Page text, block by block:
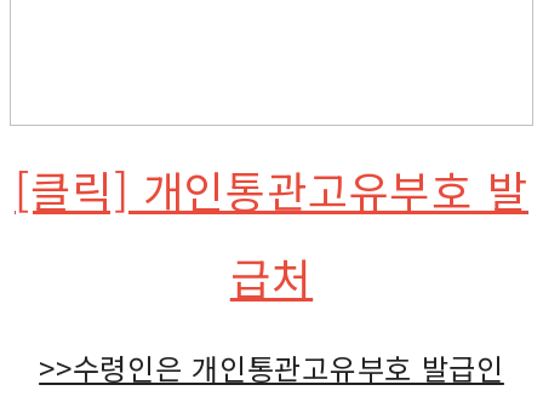
[클릭] 개인통관고유부호 발
급처
>>수령인은 개인통관고유부호 발급인